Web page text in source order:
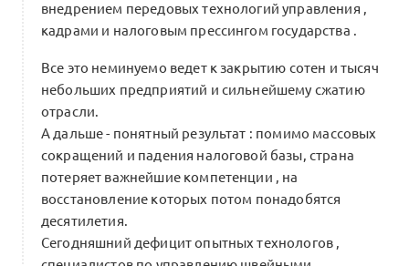
Рейтинг кооперации: инструмент
диалога между крупным и малым
1 комментарий
Траектория развития бренда Saqa
Omuk в Альянсе
внедрением передовых технологий управления ,
кадрами и налоговым прессингом государства .
Все это неминуемо ведет к закрытию сотен и тысяч
небольших предприятий и сильнейшему сжатию
отрасли.
А дальше - понятный результат : помимо массовых
сокращений и падения налоговой базы, страна
потеряет важнейшие компетенции , на
восстановление которых потом понадобятся
десятилетия.
Сегодняшний дефицит опытных технологов ,